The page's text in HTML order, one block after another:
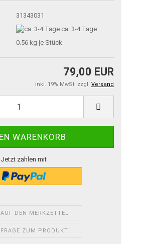
31343031
ca. 3-4 Tage
0.56 kg je Stück
79,00 EUR
inkl. 19% MwSt. zzgl. Versand
Jetzt zahlen mit
AUF DEN MERKZETTEL
FRAGE ZUM PRODUKT